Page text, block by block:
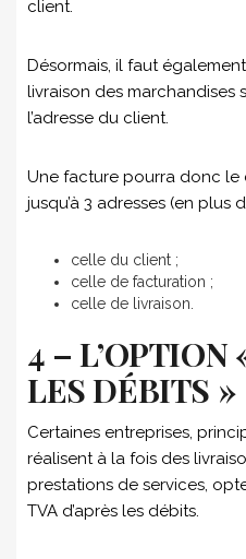
client.
Désormais, il faut
livraison des marchandises
l’adresse du client.
Une facture pourra donc le
jusqu’à 3 adresses (en plus
celle du client ;
celle de facturation ;
celle de livraison.
4 – L’OPTION
LES DÉBITS »
Certaines entreprises,
réalisent à la fois des
prestations de services,
TVA d’après les débits.